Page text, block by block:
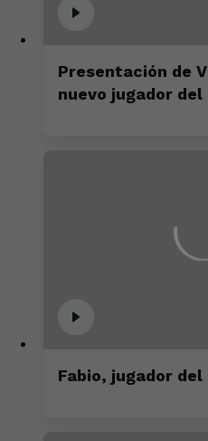
Presentación de
nuevo jugador
Fabio, jugador